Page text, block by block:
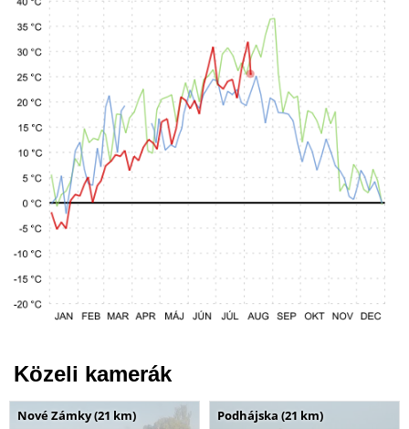
Közeli kamerák
Nové Zámky (21 km) Podhájska (21 km)